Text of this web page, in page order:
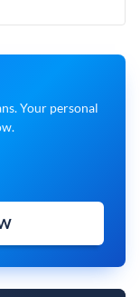
Your personal